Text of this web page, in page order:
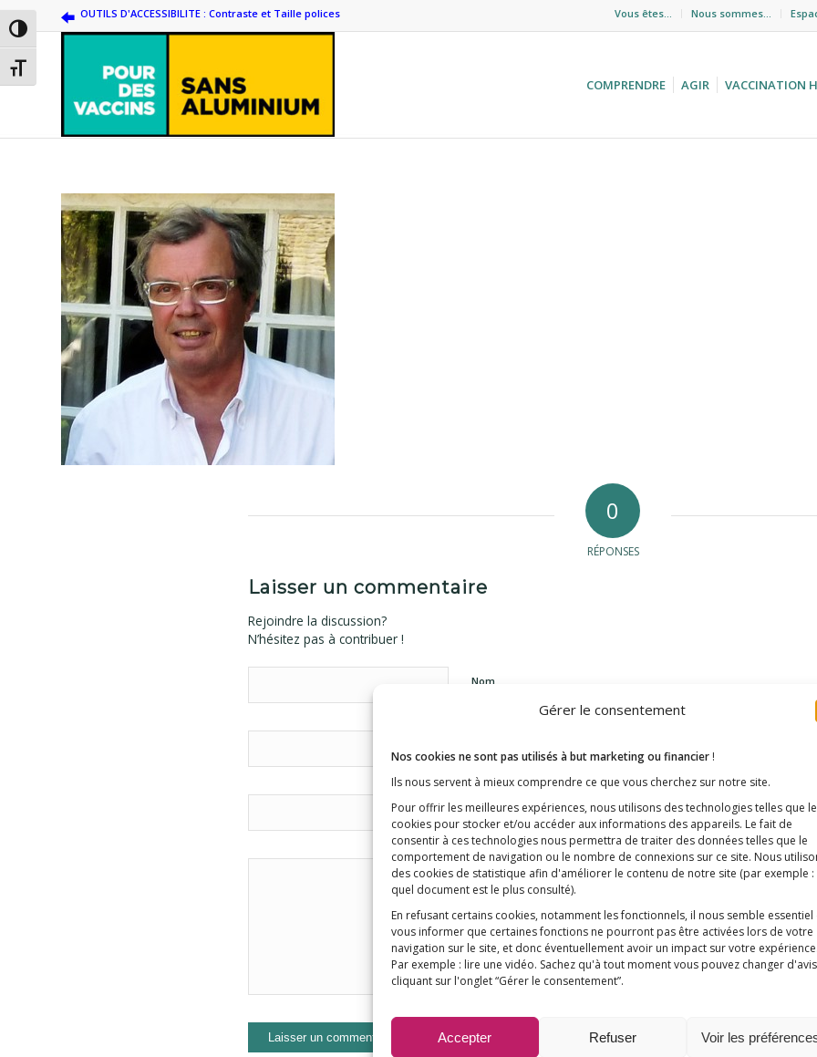
Gérer le consentement
Nos cookies ne sont pas utilisés à but marketing ou financier !
Ils nous servent à mieux comprendre ce que vous cherchez sur notre site.
Pour offrir les meilleures expériences, nous utilisons des technologies telles que
cookies pour stocker et/ou accéder aux informations des appareils. Le fait de
consentir à ces technologies nous permettra de traiter des données telles que le
comportement de navigation ou le nombre de connexions sur ce site. Nous
des cookies de statistique afin d'améliorer le contenu de notre site (par exemple :
quel document est le plus consulté).
En refusant certains cookies, notamment les fonctionnels, il nous semble essentiel
vous informer que certaines fonctions ne pourront pas être activées lors de votre
navigation sur le site, et donc éventuellement avoir un impact sur votre
Par exemple : lire une vidéo. Sachez qu'à tout moment vous pouvez changer
cliquant sur l'onglet “Gérer le consentement”.
Accepter Refuser Voir les
Passer en contraste élevé
Changer la taille de la police
Vous êtes… Nous sommes…
OUTILS D'ACCESSIBILITE : Contraste et Taille polices
COMPRENDRE AGIR VACCINATION
0
RÉPONSES
Laisser un commentaire
Rejoindre la discussion?
N’hésitez pas à contribuer !
Nom
Site web